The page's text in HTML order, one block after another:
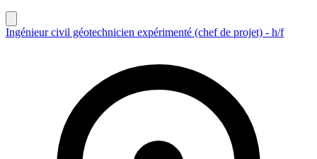
Ingénieur civil géotechnicien expérimenté (chef de projet) - h/f